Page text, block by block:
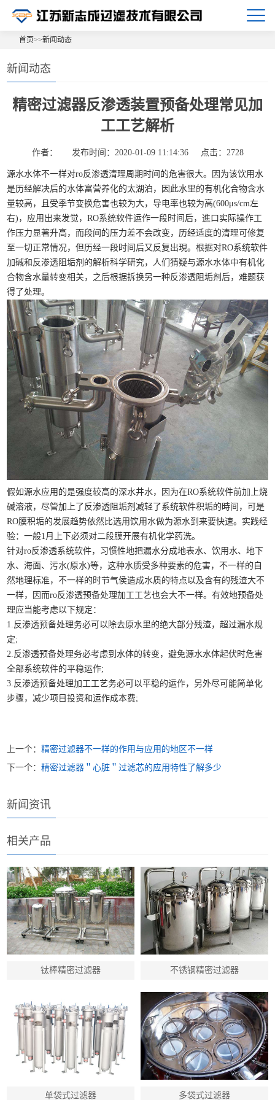
首页>>新闻动态
新闻动态
精密过滤器反渗透装置预备处理常见加
工工艺解析
作者： 发布时间：2020-01-09 11:14:36 点击：2728
源水水体不一样对ro反渗透清理周期时间的危害很大。因为该饮用水
是历经解决后的水体富营养化的太湖泊，因此水里的有机化合物含水
量较高，且受季节变换危害也较为大，导电率也较为高(600μs/cm左
右)，应用出来发觉，RO系统软件运作一段时间后，進口实际操作工
作压力显著升高，而段间的压力差不会改变，历经适度的清理可修复
至一切正常情况，但历经一段时间后又反复出現。根据对RO系统软件
加碱和反渗透阻垢剂的解析科学研究，人们猜疑与源水水体中有机化
合物含水量转变相关，之后根据拆换另一种反渗透阻垢剂后，难题获
得了处理。
假如源水应用的是强度较高的深水井水，因为在RO系统软件前加上烧
碱溶液，尽管加上了反渗透阻垢剂减轻了系统软件积垢的時间，可是
RO膜积垢的发展趋势依然比选用饮用水做为源水到来要快速。实践经
验：一般1月上下必须对二段膜开展有机化学药洗。
针对ro反渗透系统软件，习惯性地把漏水分成地表水、饮用水、地下
水、海面、污水(原水)等，这种水质受多种要素的危害，不一样的自
然地理标准，不一样的时节气侯造成水质的特点以及含有的残渣大不
一样，因而ro反渗透预备处理加工工艺也会大不一样。有效地预备处
理应当能考虑以下规定：
1.反渗透预备处理务必可以除去原水里的绝大部分残渣，超过漏水规
定;
2.反渗透预备处理务必考虑到水体的转变，避免源水水体起伏时危害
全部系统软件的平稳运作;
3.反渗透预备处理加工工艺务必可以平稳的运作，另外尽可能简单化
步骤，减少项目投资和运作成本费;
上一个：精密过滤器不一样的作用与应用的地区不一样
下一个：精密过滤器＂心脏＂过滤芯的应用特性了解多少
新闻资讯
相关产品
钛棒精密过滤器 不锈钢精密过滤器
单袋式过滤器 多袋式过滤器